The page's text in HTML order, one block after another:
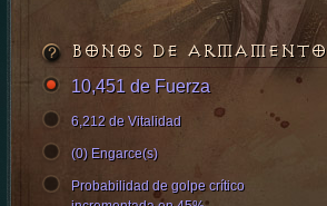
BONOS DE ARMAMENTO
10,451 de Fuerza
6,212 de Vitalidad
(0) Engarce(s)
Probabilidad de golpe crítico